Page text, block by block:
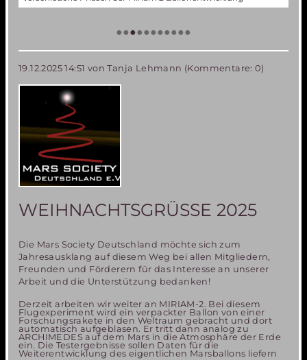
•••••••••••
19.12.2025 14:51 von Tanja Lehmann (Kommentare: 0)
WEIHNACHTSGRÜSSE 2025
Die Mars Society Deutschland möchte sich zum
Jahresausklang auf diesem Weg bei allen Mitgliedern,
Freunden und Förderern für das Interesse an unserer
Arbeit und die Unterstützung bedanken!
Derzeit arbeiten wir weiter an MIRIAM-2. Bei diesem
Flugexperiment wird ein verpackter Ballon von einer
Forschungsrakete in den Weltraum gebracht und dort
automatisch aufgeblasen. Er tritt dann analog zu
ARCHIMEDES auf dem Mars in die Atmosphäre der Erde
ein. Die Testergebnisse sollen Daten für die
Weiterentwicklung des eigentlichen Marsballons liefern